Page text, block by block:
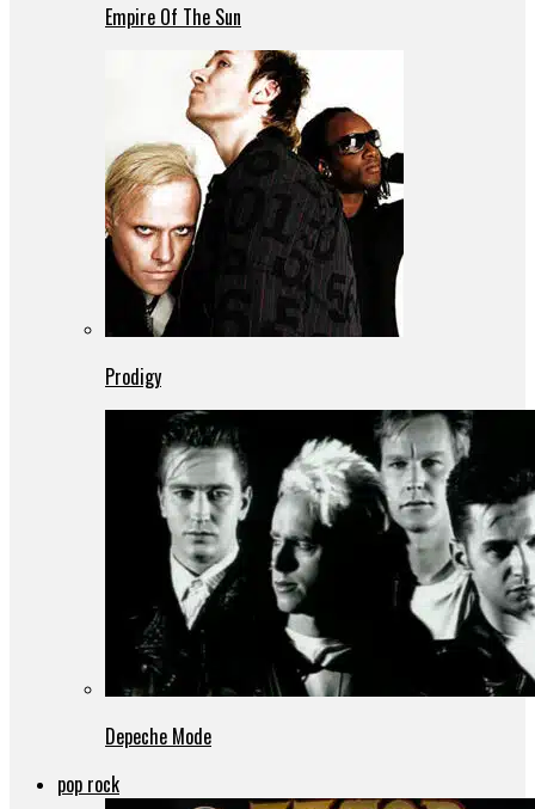
Empire Of The Sun
Prodigy
Depeche Mode
pop rock